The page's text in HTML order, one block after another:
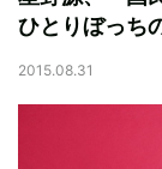
ひとりぼっち
2015.08.31